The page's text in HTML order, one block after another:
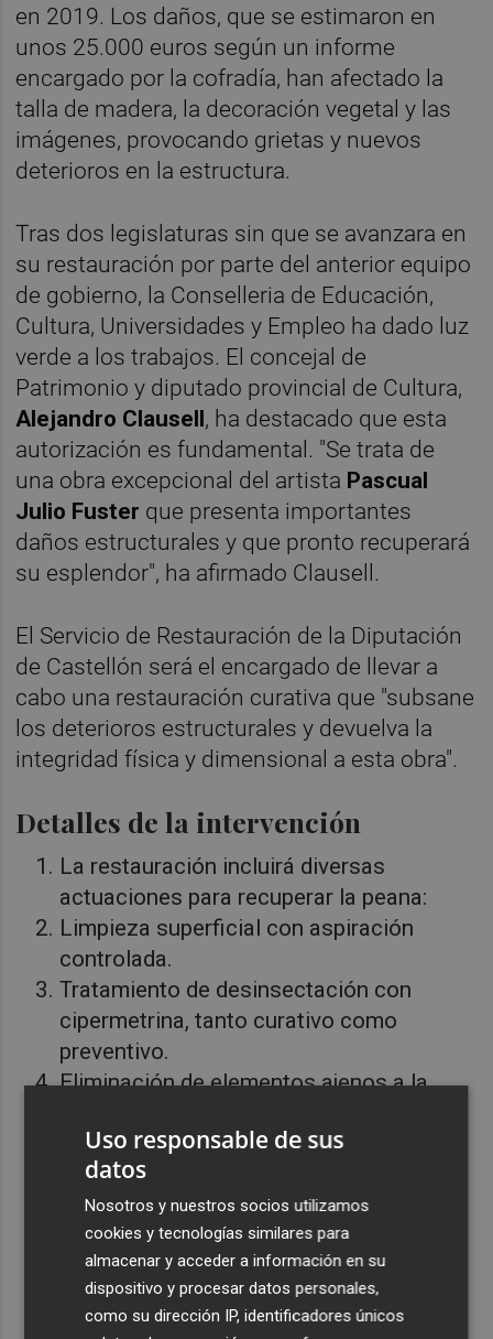
en 2019. Los daños, que se estimaron en
unos 25.000 euros según un informe
encargado por la cofradía, han afectado la
talla de madera, la decoración vegetal y las
imágenes, provocando grietas y nuevos
deterioros en la estructura.
Tras dos legislaturas sin que se avanzara en
su restauración por parte del anterior equipo
de gobierno, la Conselleria de Educación,
Cultura, Universidades y Empleo ha dado luz
verde a los trabajos. El concejal de
Patrimonio y diputado provincial de Cultura,
Alejandro Clausell, ha destacado que esta
autorización es fundamental. "Se trata de
una obra excepcional del artista Pascual
Julio Fuster que presenta importantes
daños estructurales y que pronto recuperará
su esplendor", ha afirmado Clausell.
El Servicio de Restauración de la Diputación
de Castellón será el encargado de llevar a
cabo una restauración curativa que "subsane
los deterioros estructurales y devuelva la
integridad física y dimensional a esta obra".
Detalles de la intervención
La restauración incluirá diversas
actuaciones para recuperar la peana:
Limpieza superficial con aspiración
controlada.
Tratamiento de desinsectación con
cipermetrina, tanto curativo como
preventivo.
Eliminación de elementos ajenos a la
Limpieza fisicoquímica para eliminar
suciedad y barnices degradados.
Recolocación de fragmentos originales
mediante pernos internos.
Consolidación de grietas y fisuras
estructurales con cola de conservación.
Consolidación de estratos de policromía
Uso responsable de sus
datos
Nosotros y nuestros socios utilizamos
cookies y tecnologías similares para
almacenar y acceder a información en su
dispositivo y procesar datos personales,
como su dirección IP, identificadores únicos